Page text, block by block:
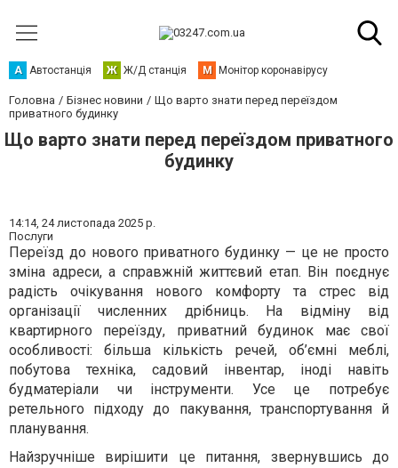
А Автостанція Ж Ж/Д станція М Монітор коронавірусу
Головна Бізнес новини
Що варто знати перед переїздом
приватного будинку
Що варто знати перед переїздом приватного
будинку
14:14, 24 листопада 2025 р.
Послуги
Переїзд до нового приватного будинку — це не просто
зміна адреси, а справжній життєвий етап. Він поєднує
радість очікування нового комфорту та стрес від
організації численних дрібниць. На відміну від
квартирного переїзду, приватний будинок має свої
особливості: більша кількість речей, об’ємні меблі,
побутова техніка, садовий інвентар, іноді навіть
будматеріали чи інструменти. Усе це потребує
ретельного підходу до пакування, транспортування й
планування.
Найзручніше вирішити це питання, звернувшись до